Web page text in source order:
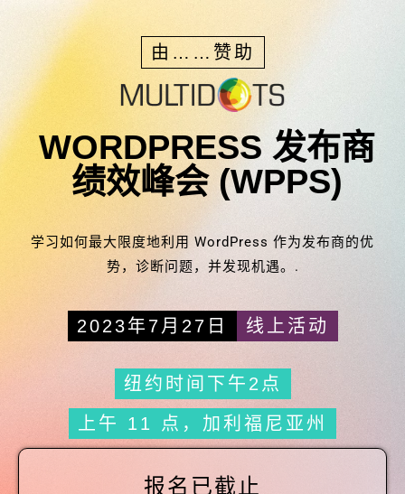
由……赞助
WORDPRESS 发布商
绩效峰会 (WPPS)
学习如何最大限度地利用 WordPress 作为发布商的优
势，诊断问题，并发现机遇。.
2023年7月27日 线上活动
纽约时间下午2点
上午 11 点，加利福尼亚州
报名已截止